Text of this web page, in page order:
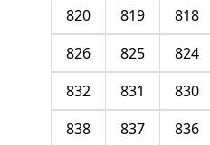
818
819
820
824
825
826
830
831
832
836
837
838